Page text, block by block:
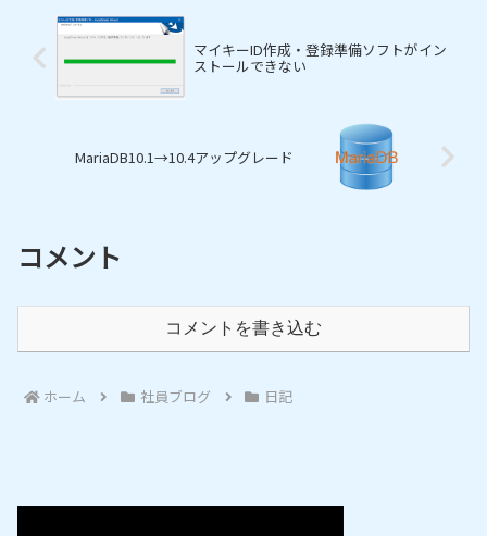
マイキーID作成・登録準備ソフトがイン
ストールできない
MariaDB10.1→10.4アップグレード
コメント
コメントを書き込む
ホーム 社員ブログ 日記